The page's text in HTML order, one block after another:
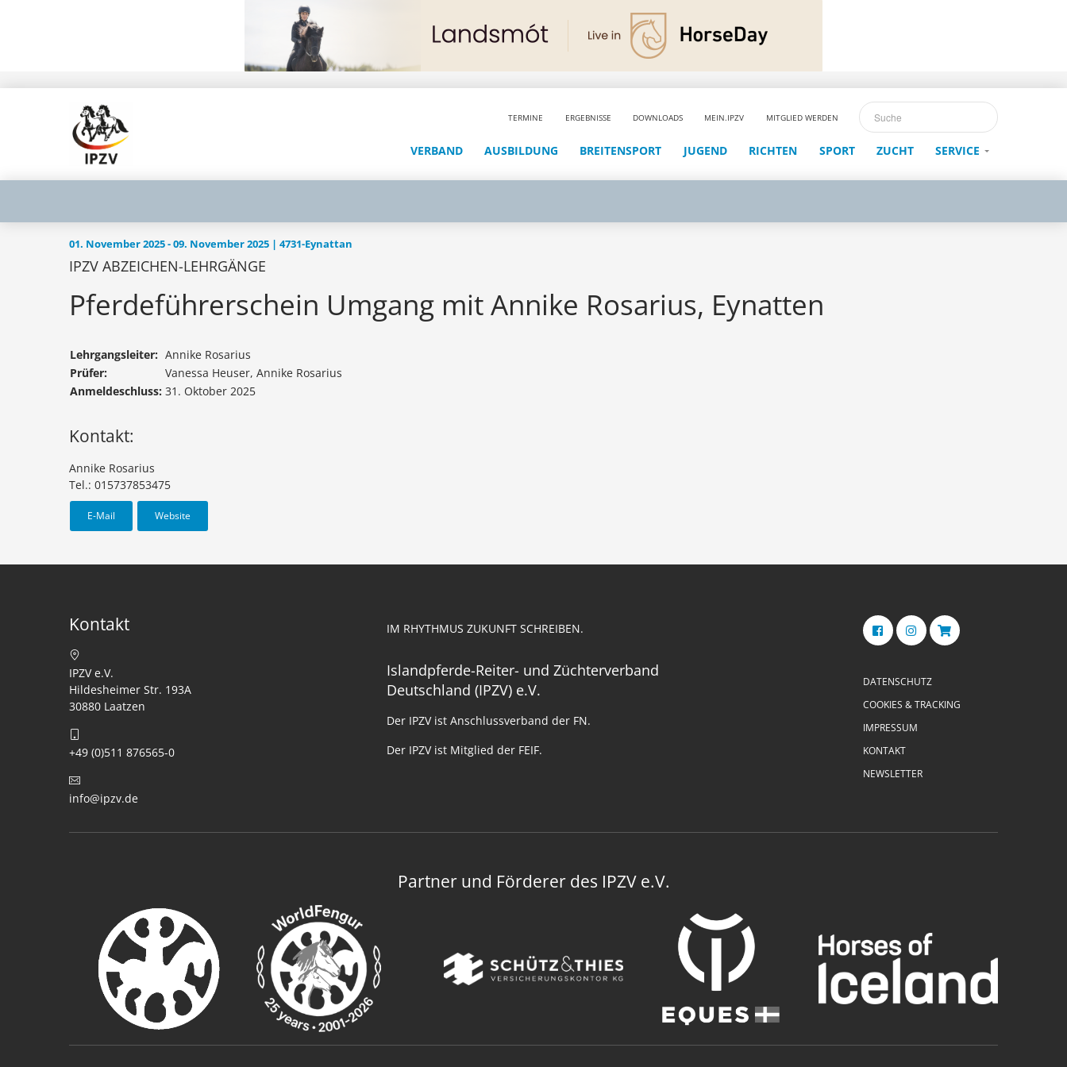
TERMINE ERGEBNISSE DOWNLOADS MEIN.IPZV MITGLIED WERDEN
VERBAND AUSBILDUNG BREITENSPORT JUGEND RICHTEN SPORT ZUCHT SERVICE
01. November 2025 - 09. November 2025 | 4731-Eynattan
IPZV ABZEICHEN-LEHRGÄNGE
Pferdeführerschein Umgang mit Annike Rosarius, Eynatten
Lehrgangsleiter: Annike Rosarius
Prüfer:
Vanessa Heuser, Annike Rosarius
Anmeldeschluss: 31. Oktober 2025
Kontakt:
Annike Rosarius
Tel.: 015737853475
E-Mail Website
Kontakt
IPZV e.V.
Hildesheimer Str. 193A
30880 Laatzen
+49 (0)511 876565-0
info@ipzv.de
IM RHYTHMUS ZUKUNFT SCHREIBEN.
Islandpferde-Reiter- und Züchterverband
Deutschland (IPZV) e.V.
Der IPZV ist Anschlussverband der FN.
Der IPZV ist Mitglied der FEIF.
DATENSCHUTZ
COOKIES & TRACKING
IMPRESSUM
KONTAKT
NEWSLETTER
Partner und Förderer des IPZV e.V.